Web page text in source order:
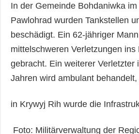
In der Gemeinde Bohdaniwka im
Pawlohrad wurden Tankstellen
beschädigt. Ein 62-jähriger
mittelschweren Verletzungen ins
gebracht. Ein weiterer Verletzter
Jahren wird ambulant behandelt,
in Krywyj Rih wurde die
Foto: Militärverwaltung der